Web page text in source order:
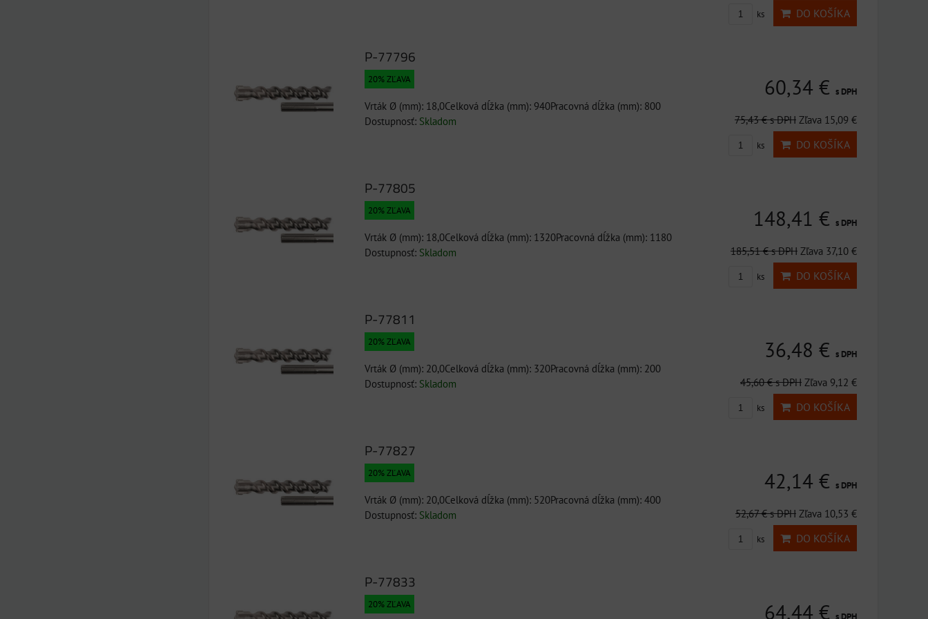
ks DO KOŠÍKA
P-77796
20% ZĽAVA
Vrták Ø (mm): 18,0Celková dĺžka (mm): 940Pracovná dĺžka (mm): 800
Dostupnosť: Skladom
60,34 € s DPH
75,43 €s DPH Zľava 15,09 €
ks DO KOŠÍKA
P-77805
20% ZĽAVA
Vrták Ø (mm): 18,0Celková dĺžka (mm): 1320Pracovná dĺžka (mm): 1180
Dostupnosť: Skladom
148,41 € s DPH
185,51 €s DPH Zľava 37,10 €
ks DO KOŠÍKA
P-77811
20% ZĽAVA
Vrták Ø (mm): 20,0Celková dĺžka (mm): 320Pracovná dĺžka (mm): 200
Dostupnosť: Skladom
36,48 € s DPH
45,60 €s DPH Zľava 9,12 €
ks DO KOŠÍKA
P-77827
20% ZĽAVA
Vrták Ø (mm): 20,0Celková dĺžka (mm): 520Pracovná dĺžka (mm): 400
Dostupnosť: Skladom
42,14 € s DPH
52,67 €s DPH Zľava 10,53 €
ks DO KOŠÍKA
P-77833
20% ZĽAVA 64,44 € s DPH